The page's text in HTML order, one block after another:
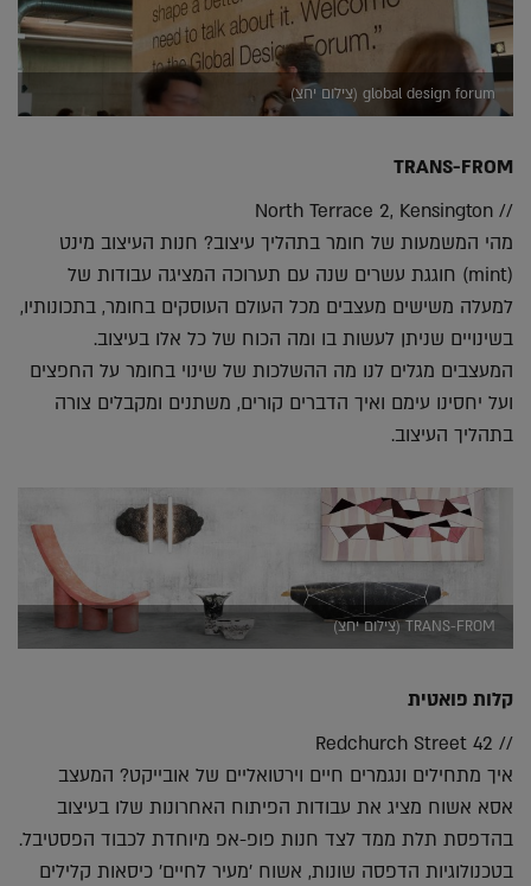
global design forum (צילום יחצ)
TRANS-FROM
// North Terrace 2, Kensington
מהי המשמעות של חומר בתהליך עיצוב? חנות העיצוב מינט
(mint) חוגגת עשרים שנה עם תערוכה המציגה עבודות של
למעלה משישים מעצבים מכל העולם העוסקים בחומר, בתכונותיו,
בשינויים שניתן לעשות בו ומה הכוח של כל אלו בעיצוב.
המעצבים מגלים לנו מה ההשלכות של שינוי בחומר על החפצים
ועל יחסינו עימם ואיך הדברים קורים, משתנים ומקבלים צורה
בתהליך העיצוב.
TRANS-FROM (צילום יחצ)
קלות פואטית
// 42 Redchurch Street
איך מתחילים ונגמרים חיים וירטואליים של אובייקט? המעצב
אסא אשוח מציג את עבודות הפיתוח האחרונות שלו בעיצוב
בהדפסת תלת ממד לצד חנות פופ-אפ מיוחדת לכבוד הפסטיבל.
בטכנולוגיות הדפסה שונות, אשוח 'מעיר לחיים' כיסאות קלילים